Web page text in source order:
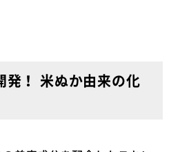
発！ 米ぬか由来の化